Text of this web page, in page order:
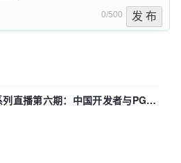
0/500 发 布
直播第六期：中国开发者与PG内
贡献了什么？